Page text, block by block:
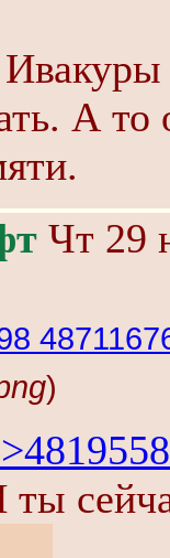
А то
Чт 29
)
ты